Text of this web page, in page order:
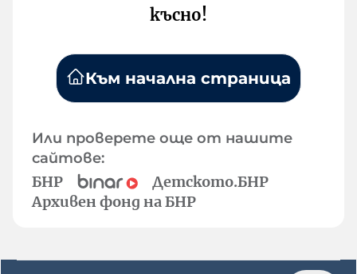
късно!
Към начална страница
Или проверете още от нашите
сайтове:
БНР
Детското.БНР
Архивен фонд на БНР